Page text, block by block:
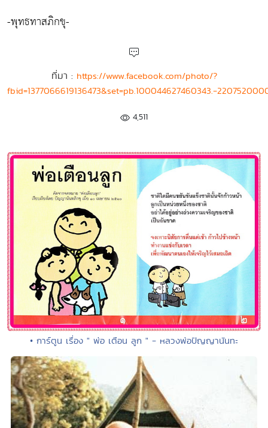
-พุทธทาสภิกขุ-
ที่มา : https://www.facebook.com/photo/?
fbid=1377066619136473&set=pb.100044627460343.-
4,511
• การ์ตูน เรื่อง " พ่อ เตือน ลูก " - หลวงพ่อปัญญานันทะ